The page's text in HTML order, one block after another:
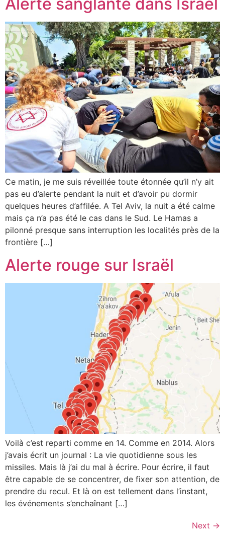
Alerte sanglante dans Israël
Ce matin, je me suis réveillée toute étonnée qu’il n’y ait
pas eu d’alerte pendant la nuit et d’avoir pu dormir
quelques heures d’affilée. A Tel Aviv, la nuit a été calme
mais ça n’a pas été le cas dans le Sud. Le Hamas a
pilonné presque sans interruption les localités près de la
frontière […]
Alerte rouge sur Israël
Voilà c’est reparti comme en 14. Comme en 2014. Alors
j’avais écrit un journal : La vie quotidienne sous les
missiles. Mais là j’ai du mal à écrire. Pour écrire, il faut
être capable de se concentrer, de fixer son attention, de
prendre du recul. Et là on est tellement dans l’instant,
les événements s’enchaînant […]
Next →